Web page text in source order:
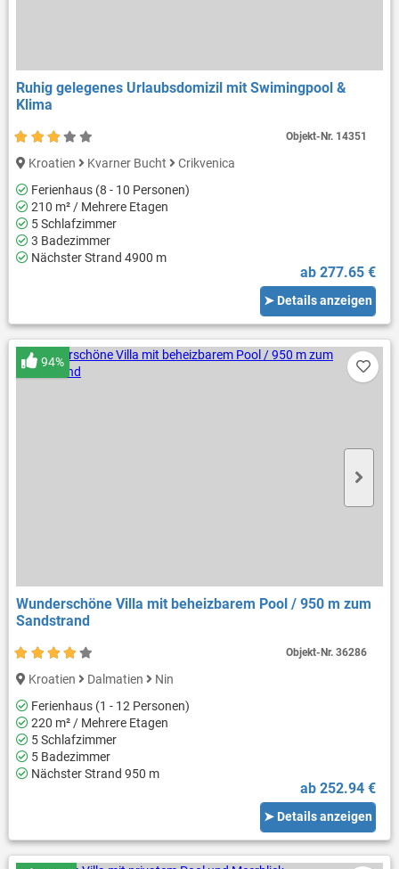
Ruhig gelegenes Urlaubsdomizil mit Swimingpool &
Klima
Kroatien Kvarner Bucht
Crikvenica
Ferienhaus (8 - 10 Personen)
210 m² / Mehrere Etagen
5 Schlafzimmer
3 Badezimmer
Nächster Strand 4900 m
ab 277.65 €
➤ Details anzeigen
Objekt-Nr. 14351
Wunderschöne Villa mit beheizbarem Pool / 950 m zum
Sandstrand
94%
Kroatien Dalmatien
Nin
Ferienhaus (1 - 12 Personen)
220 m² / Mehrere Etagen
5 Schlafzimmer
5 Badezimmer
Nächster Strand 950 m
ab 252.94 €
➤ Details anzeigen
Objekt-Nr.36286